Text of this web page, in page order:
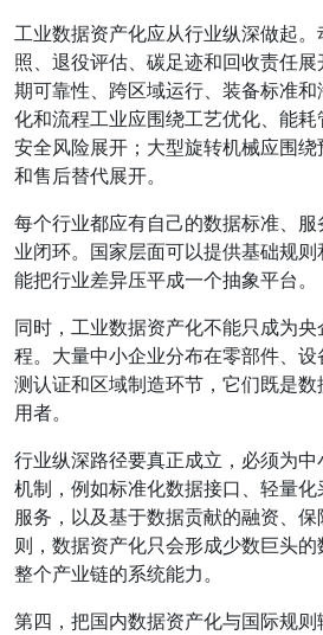
工业数据资产化应从行业纵深做起
照、退役评估、碳足迹和回收责任
期可靠性、跨区域运行、装备标准
化和流程工业应围绕工艺优化、能
安全风险展开；大型旋转机械应围
和售后替代展开。
每个行业都应有自己的数据标准、
业闭环。国家层面可以提供基础规
能把行业差异压平成一个抽象平台。
同时，工业数据资产化不能只成为
程。大量中小企业分布在零部件、
测认证和区域制造环节，它们既是
用者。
行业纵深路径要真正成立，必须为
机制，例如标准化数据接口、轻量
服务，以及基于数据贡献的融资、
则，数据资产化只会形成少数巨头
整个产业链的系统能力。
第四，把国内数据资产化与国际规则